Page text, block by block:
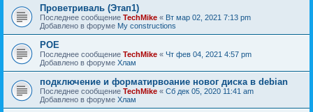
Проветриваль (Этап1)
Последнее сообщение TechMike « Вт мар 02, 2021 7:13 pm
Добавлено в форуме My constructions
POE
Последнее сообщение TechMike « Чт фев 04, 2021 4:57 pm
Добавлено в форуме Хлам
подключение и форматирвоание новог диска в debian
Последнее сообщение TechMike « Сб дек 05, 2020 11:41 am
Добавлено в форуме Хлам